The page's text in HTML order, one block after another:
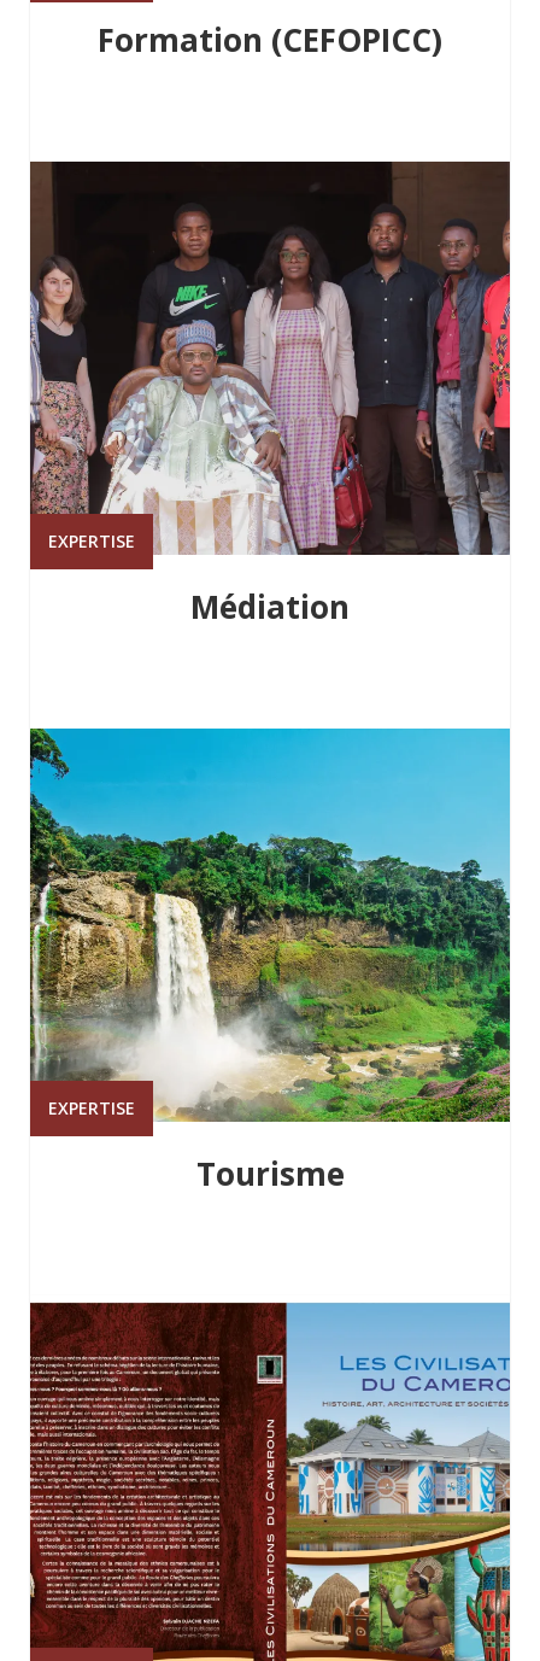
Formation (CEFOPICC)
EXPERTISE
Médiation
EXPERTISE
Tourisme